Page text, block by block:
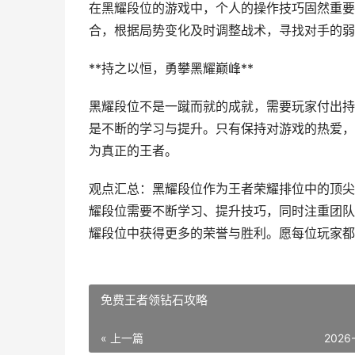
在黑耀段位的游戏中，个人的操作技巧固然重
合，根据局势变化及时调整战术，寻找对手的
**持之以恒，勇攀黑耀巅峰**
黑耀段位不是一蹴而就的成就，需要玩家付出
是不断的学习与提升。只有保持对游戏的热爱
为真正的王者。
观点汇总：黑耀段位作为王者荣耀排位中的顶
耀段位需要不断学习、提升技巧，同时注重团
耀段位中获得更多的荣誉与胜利。愿每位玩家
免费王者领钻石攻略
« 上一篇